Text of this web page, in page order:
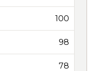
100
98
78